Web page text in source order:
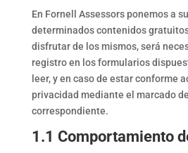
En Fornell Assessors ponemos a
determinados contenidos
disfrutar de los mismos, será
registro en los formularios
leer, y en caso de estar conforme
privacidad mediante el marcado
correspondiente.
1.1 Comportamiento